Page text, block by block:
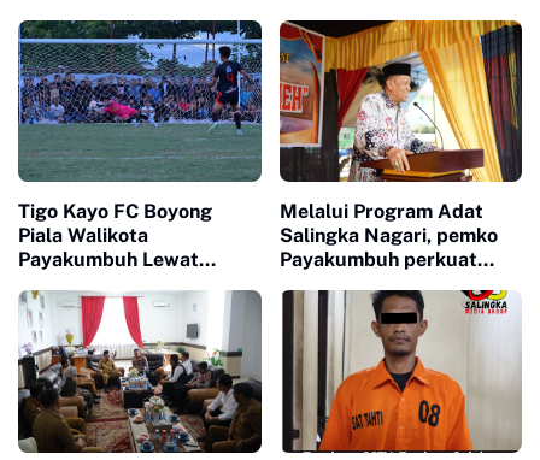
Tigo Kayo FC Boyong
Piala Walikota
Payakumbuh Lewat
Melalui Program Adat
Salingka Nagari, pemko
Payakumbuh perkuat
Budaya Minangkabau